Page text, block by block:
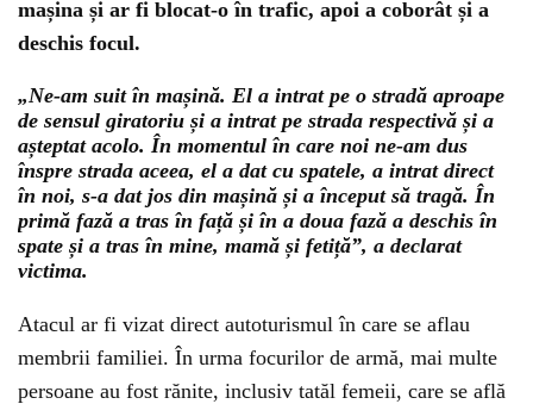
mașina și ar fi blocat-o în trafic, apoi a coborât și a
deschis focul.
„Ne-am suit în mașină. El a intrat pe o stradă aproape
de sensul giratoriu și a intrat pe strada respectivă și a
așteptat acolo. În momentul în care noi ne-am dus
înspre strada aceea, el a dat cu spatele, a intrat direct
în noi, s-a dat jos din mașină și a început să tragă. În
primă fază a tras în față și în a doua fază a deschis în
spate și a tras în mine, mamă și fetiță”, a declarat
victima.
Atacul ar fi vizat direct autoturismul în care se aflau
membrii familiei. În urma focurilor de armă, mai multe
persoane au fost rănite, inclusiv tatăl femeii, care se află